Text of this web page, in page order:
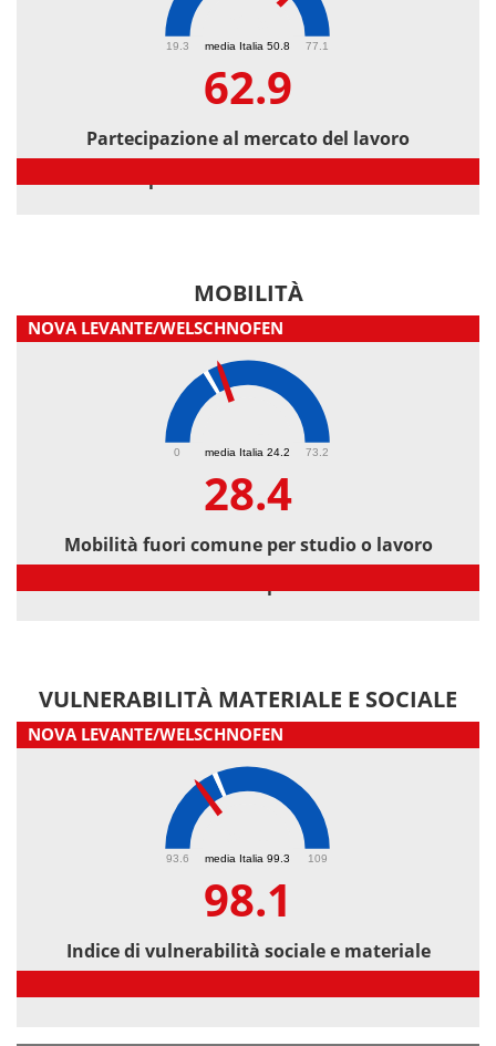
media Italia 50.8
19.3 77.1
62.9
Partecipazione al mercato del lavoro
MOBILITÀ
NOVA LEVANTE/WELSCHNOFEN
media Italia 24.2
0 73.2
28.4
Mobilità fuori comune per studio o lavoro
VULNERABILITÀ MATERIALE E SOCIALE
NOVA LEVANTE/WELSCHNOFEN
media Italia 99.3
93.6 109
98.1
Indice di vulnerabilità sociale e materiale